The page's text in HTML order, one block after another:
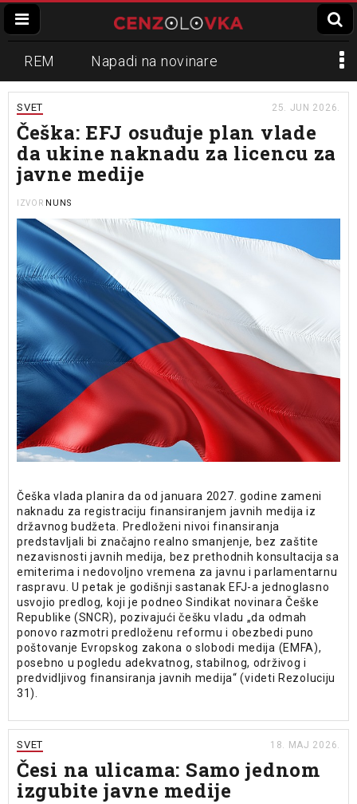
REM Napadi na novinare
Zvučni top
Propaganda Lokalni mediji
Informer Slavko Ćuruvija
SVET 25. JUN 2026.
Češka: EFJ osuđuje plan vlade
da ukine naknadu za licencu za
javne medije
IZVOR NUNS
Češka vlada planira da od januara 2027. godine zameni
naknadu za registraciju finansiranjem javnih medija iz
državnog budžeta. Predloženi nivoi finansiranja
predstavljali bi značajno realno smanjenje, bez zaštite
nezavisnosti javnih medija, bez prethodnih konsultacija sa
emiterima i nedovoljno vremena za javnu i parlamentarnu
raspravu. U petak je godišnji sastanak EFJ-a jednoglasno
usvojio predlog, koji je podneo Sindikat novinara Češke
Republike (SNCR), pozivajući češku vladu „da odmah
ponovo razmotri predloženu reformu i obezbedi puno
poštovanje Evropskog zakona o slobodi medija (EMFA),
posebno u pogledu adekvatnog, stabilnog, održivog i
predvidljivog finansiranja javnih medija“ (videti Rezoluciju
31).
SVET 18. MAJ 2026.
Česi na ulicama: Samo jednom
izgubite javne medije